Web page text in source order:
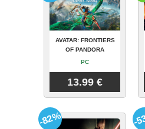
AVATAR: FRONTIERS
OF PANDORA
PC
13.99 €
-82% -